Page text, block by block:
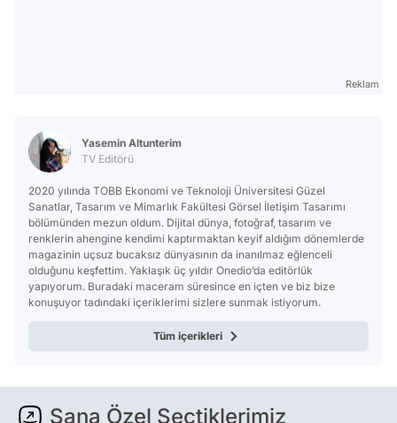
Reklam
Yasemin Altunterim
TV Editörü
2020 yılında TOBB Ekonomi ve Teknoloji Üniversitesi Güzel
Sanatlar, Tasarım ve Mimarlık Fakültesi Görsel İletişim Tasarımı
bölümünden mezun oldum. Dijital dünya, fotoğraf, tasarım ve
renklerin ahengine kendimi kaptırmaktan keyif aldığım dönemlerde
magazinin uçsuz bucaksız dünyasının da inanılmaz eğlenceli
olduğunu keşfettim. Yaklaşık üç yıldır Onedio’da editörlük
yapıyorum. Buradaki maceram süresince en içten ve biz bize
konuşuyor tadındaki içeriklerimi sizlere sunmak istiyorum.
Tüm içerikleri
Sana Özel Seçtiklerimiz